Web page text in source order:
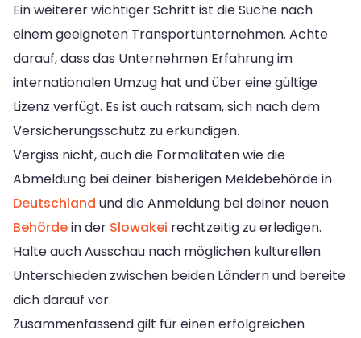
Ein weiterer wichtiger Schritt ist die Suche nach
einem geeigneten Transportunternehmen. Achte
darauf, dass das Unternehmen Erfahrung im
internationalen Umzug hat und über eine gültige
Lizenz verfügt. Es ist auch ratsam, sich nach dem
Versicherungsschutz zu erkundigen.
Vergiss nicht, auch die Formalitäten wie die
Abmeldung bei deiner bisherigen Meldebehörde in
Deutschland und die Anmeldung bei deiner neuen
Behördein der Slowakei rechtzeitig zu erledigen.
Halte auch Ausschau nach möglichen kulturellen
Unterschieden zwischen beiden Ländern und bereite
dich darauf vor.
Zusammenfassend gilt für einen erfolgreichen